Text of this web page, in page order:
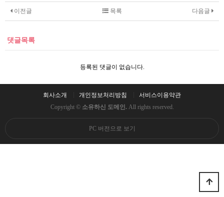
이전글 다음글
목록
댓글목록
등록된 댓글이 없습니다.
회사소개 개인정보처리방침
서비스이용약관
Copyright © 소유하신 도메인. All rights reserved.
PC 버전으로 보기